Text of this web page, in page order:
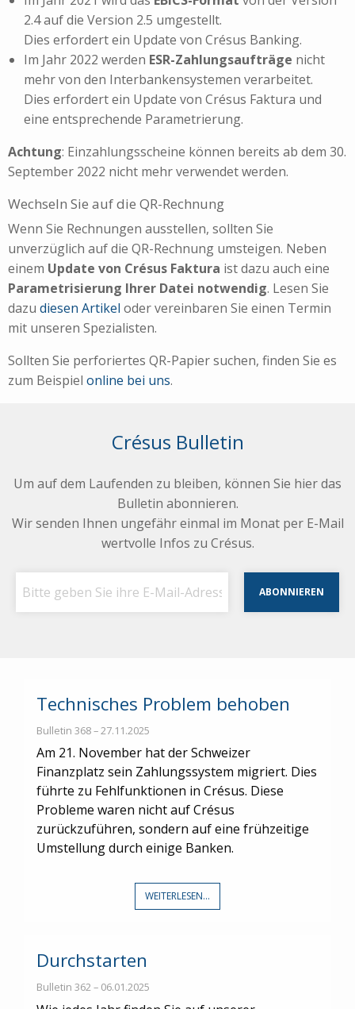
2.4 auf die Version 2.5 umgestellt.
Dies erfordert ein Update von Crésus Banking.
Im Jahr 2022 werden ESR-Zahlungsaufträge nicht
mehr von den Interbankensystemen verarbeitet.
Dies erfordert ein Update von Crésus Faktura und
eine entsprechende Parametrierung.
Achtung: Einzahlungsscheine können bereits ab dem 30.
September 2022 nicht mehr verwendet werden.
Wechseln Sie auf die QR-Rechnung
Wenn Sie Rechnungen ausstellen, sollten Sie
unverzüglich auf die QR-Rechnung umsteigen. Neben
einem Update von Crésus Faktura ist dazu auch eine
Parametrisierung Ihrer Datei notwendig. Lesen Sie
dazu diesen Artikel oder vereinbaren Sie einen Termin
mit unseren Spezialisten.
Sollten Sie perforiertes QR-Papier suchen, finden Sie es
zum Beispiel online bei uns.
Crésus Bulletin
Um auf dem Laufenden zu bleiben, können Sie hier das
Bulletin abonnieren.
Wir senden Ihnen ungefähr einmal im Monat per E-Mail
wertvolle Infos zu Crésus.
Technisches Problem behoben
Bulletin 368 – 27.11.2025
Am 21. November hat der Schweizer
Finanzplatz sein Zahlungssystem migriert. Dies
führte zu Fehlfunktionen in Crésus. Diese
Probleme waren nicht auf Crésus
zurückzuführen, sondern auf eine frühzeitige
Umstellung durch einige Banken.
WEITERLESEN...
Durchstarten
Bulletin 362 – 06.01.2025